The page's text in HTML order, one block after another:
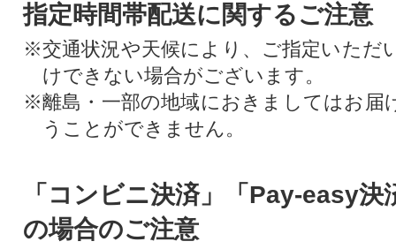
指定時間帯配送に関するご注意
※交通状況や天候により、ご指定いただ
けできない場合がございます。
※離島・一部の地域におきましてはお届
うことができません。
「コンビニ決済」「Pay-easy決
の場合のご注意